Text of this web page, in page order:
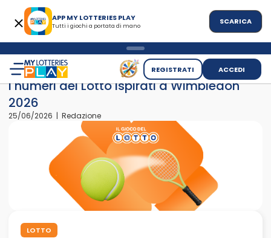
APP MY LOTTERIES PLAY
Tutti i giochi a portata di mano SCARICA
REGISTRATI ACCEDI
Home>News> I numeri del Lotto ispirati a Wimbledon 2026
I numeri del Lotto ispirati a Wimbledon
2026
25/06/2026 | Redazione
LOTTO